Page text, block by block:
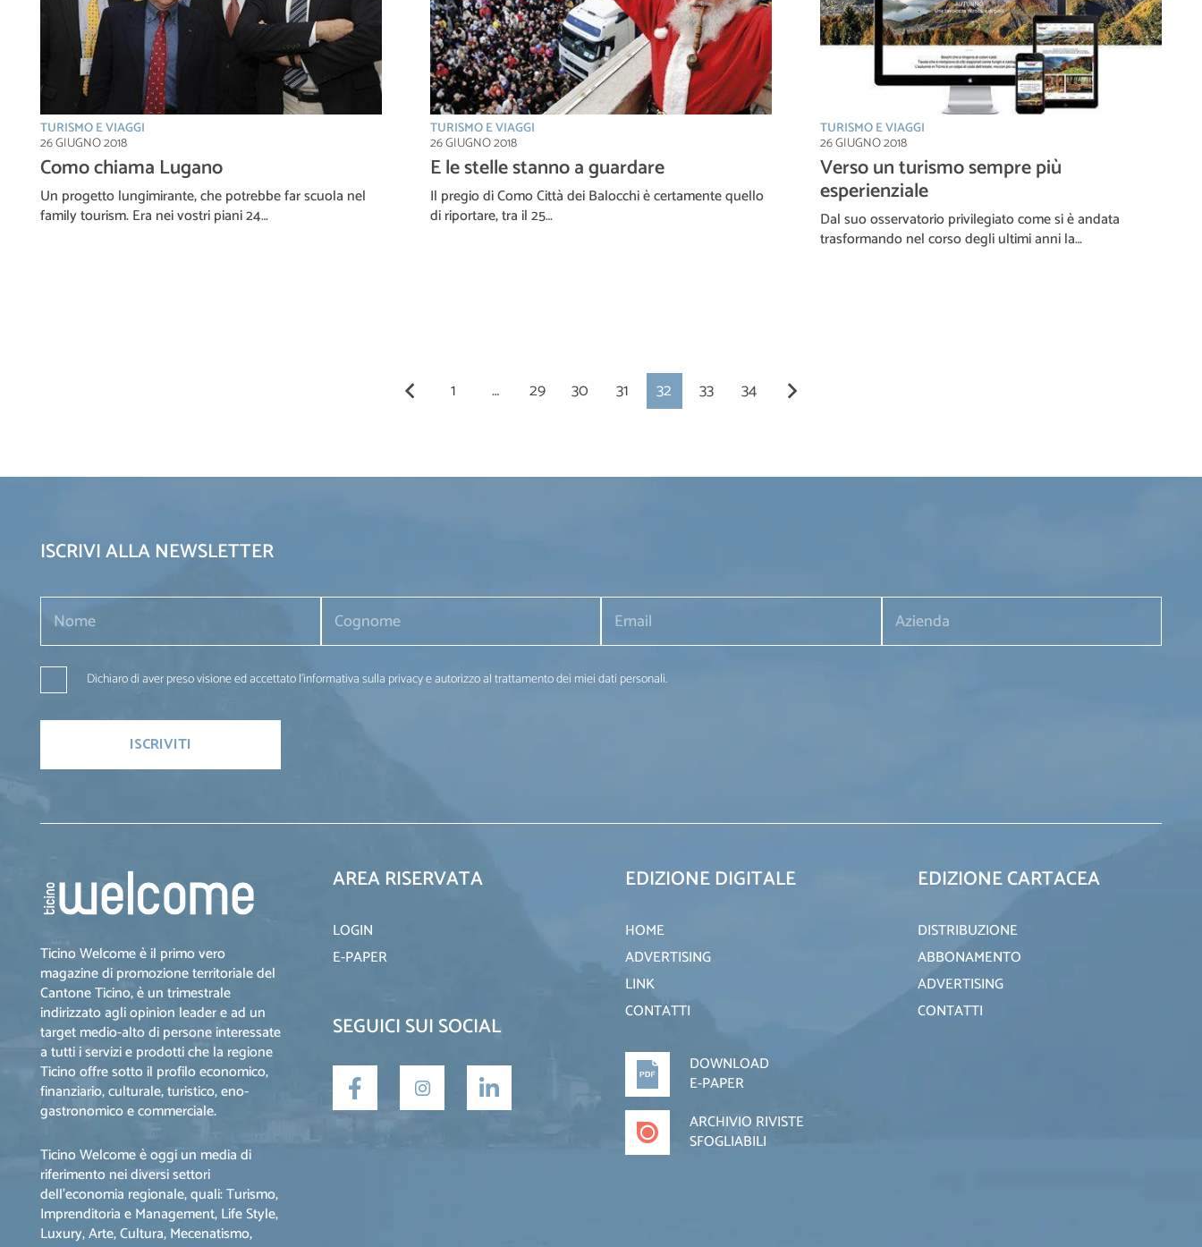
TURISMO E VIAGGI
26 GIUGNO 2018
Como chiama Lugano
Un progetto lungimirante, che potrebbe far scuola nel
family tourism. Era nei vostri piani 24…
TURISMO E VIAGGI
26 GIUGNO 2018
E le stelle stanno a guardare
Il pregio di Como Città dei Balocchi è certamente quello
di riportare, tra il 25…
TURISMO E VIAGGI
26 GIUGNO 2018
Verso un turismo sempre più
esperienziale
Dal suo osservatorio privilegiato come si è andata
trasformando nel corso degli ultimi anni la…
1 … 29 30 31 32 33 34
ISCRIVI ALLA NEWSLETTER
Dichiaro di aver preso visione ed accettato l'informativa sulla privacy e autorizzo al trattamento dei miei dati personali.
Ticino Welcome è il primo vero
magazine di promozione territoriale del
Cantone Ticino, è un trimestrale
indirizzato agli opinion leader e ad un
target medio-alto di persone interessate
a tutti i servizi e prodotti che la regione
Ticino offre sotto il profilo economico,
finanziario, culturale, turistico, eno-
gastronomico e commerciale.
Ticino Welcome è oggi un media di
riferimento nei diversi settori
dell’economia regionale, quali: Turismo,
Imprenditoria e Management, Life Style,
Luxury, Arte, Cultura, Mecenatismo,
AREA RISERVATA
LOGIN
E-PAPER
SEGUICI SUI SOCIAL
EDIZIONE DIGITALE
HOME
ADVERTISING
LINK
CONTATTI
DOWNLOAD
E-PAPER
ARCHIVIO RIVISTE
SFOGLIABILI
EDIZIONE CARTACEA
DISTRIBUZIONE
ABBONAMENTO
ADVERTISING
CONTATTI